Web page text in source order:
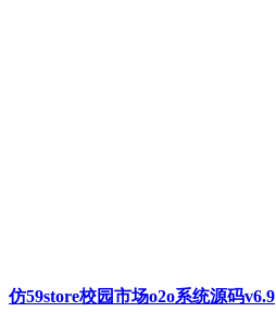
仿59store校园市场o2o系统源码v6.9